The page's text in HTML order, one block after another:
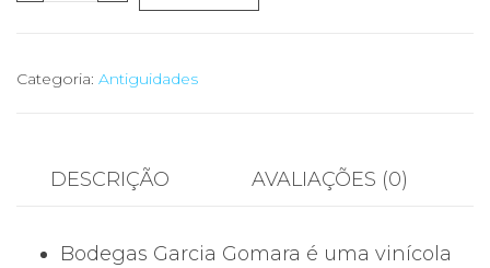
Aceite
Gomara
Categoria: Antiguidades
DESCRIÇÃO AVALIAÇÕES (0)
Bodegas Garcia Gomara é uma vinícola